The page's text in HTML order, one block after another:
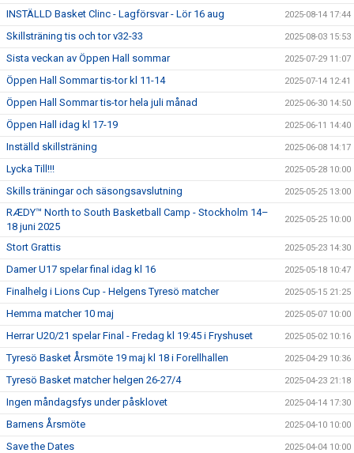
INSTÄLLD Basket Clinc - Lagförsvar - Lör 16 aug 2025-08-14 17:44
Skillsträning tis och tor v32-33 2025-08-03 15:53
Sista veckan av Öppen Hall sommar 2025-07-29 11:07
Öppen Hall Sommar tis-tor kl 11-14 2025-07-14 12:41
Öppen Hall Sommar tis-tor hela juli månad 2025-06-30 14:50
Öppen Hall idag kl 17-19 2025-06-11 14:40
Inställd skillsträning 2025-06-08 14:17
Lycka Till!!! 2025-05-28 10:00
Skills träningar och säsongsavslutning 2025-05-25 13:00
RÆDY™ North to South Basketball Camp - Stockholm 14–
18 juni 2025
2025-05-25 10:00
Stort Grattis 2025-05-23 14:30
Damer U17 spelar final idag kl 16 2025-05-18 10:47
Finalhelg i Lions Cup - Helgens Tyresö matcher 2025-05-15 21:25
Hemma matcher 10 maj 2025-05-07 10:00
Herrar U20/21 spelar Final - Fredag kl 19:45 i Fryshuset 2025-05-02 10:16
Tyresö Basket Årsmöte 19 maj kl 18 i Forellhallen 2025-04-29 10:36
Tyresö Basket matcher helgen 26-27/4 2025-04-23 21:18
Ingen måndagsfys under påsklovet 2025-04-14 17:30
Barnens Årsmöte 2025-04-10 10:00
Save the Dates 2025-04-04 10:00